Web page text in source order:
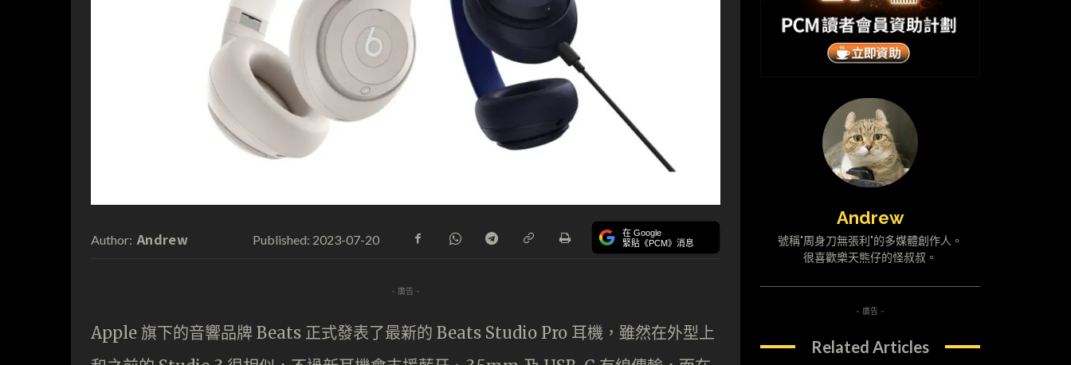
Author: Andrew Published: 2023-07-20 在 Google
緊貼《PCM》消息
- 廣告 -
Apple 旗下的音響品牌 Beats 正式發表了最新的 Beats Studio Pro 耳機，雖然在外型上
Andrew
號稱"周身刀無張利"的多媒體創作人。
很喜歡樂天熊仔的怪叔叔。
- 廣告 -
Related Articles